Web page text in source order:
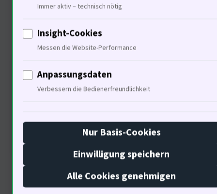
der Psychoanalyse
Der Mensch ist ein komplexes Wesen,
das in einem sozialen Kontext agiert :
Immer aktiv – technisch nötig
Insight-Cookies
Messen die Website-Performance
Anpassungsdaten
Verbessern die Bedienerfreundlichkeit
Nur Basis-Cookies
Einwilligung speichern
Alle Cookies genehmigen